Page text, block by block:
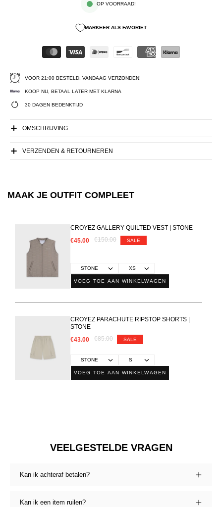
OP VOORRAAD!
MARKEER ALS FAVORIET
VOOR 21:00 BESTELD, VANDAAG VERZONDEN!
KOOP NU, BETAAL LATER MET KLARNA
30 DAGEN BEDENKTIJD
OMSCHRIJVING
VERZENDEN & RETOURNEREN
MAAK JE OUTFIT COMPLEET
CROYEZ GALLERY QUILTED VEST | STONE
€45.00
€150.00 SALE
VOEG TOE AAN WINKELWAGEN
CROYEZ PARACHUTE RIPSTOP SHORTS |
STONE
€43.00
€85.00 SALE
VOEG TOE AAN WINKELWAGEN
VEELGESTELDE VRAGEN
Kan ik achteraf betalen?
Kan ik een item ruilen?